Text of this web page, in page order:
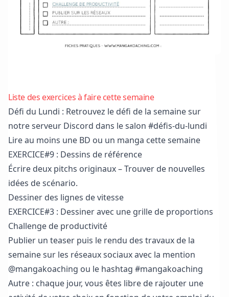
Liste des exercices à faire cette semaine
Défi du Lundi : Retrouvez le défi de la semaine sur
notre serveur Discord dans le salon #défis-du-lundi
Lire au moins une BD ou un manga cette semaine
EXERCICE#9 : Dessins de référence
Écrire deux pitchs originaux – Trouver de nouvelles
idées de scénario.
Dessiner des lignes de vitesse
EXERCICE#3 : Dessiner avec une grille de proportions
Challenge de productivité
Publier un teaser puis le rendu des travaux de la
semaine sur les réseaux sociaux avec la mention
@mangakoaching ou le hashtag #mangakoaching
Autre : chaque jour, vous êtes libre de rajouter une